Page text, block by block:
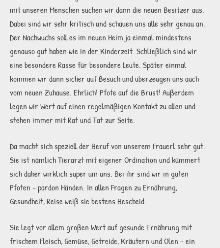
mit unseren Menschen suchen wir dann die neuen Besitzer aus.
Dabei sind wir sehr kritisch und schauen uns alle sehr genau an.
Der Nachwuchs soll es im neuen Heim ja einmal mindestens
genauso gut haben wie in der Kinderzeit. Schließlich sind wir
eine besondere Rasse für besondere Leute. Später einmal
kommen wir dann sicher auf Besuch und überzeugen uns auch
vom neuen Zuhause. Ehrlich! Pfote auf die Brust! Außerdem
legen wir Wert auf einen regelmäßigen Kontakt zu allen und
stehen immer mit Rat und Tat zur Seite.
Da macht sich speziell der Beruf von unserem Frauerl sehr gut.
Sie ist nämlich Tierarzt mit eigener Ordination und kümmert
sich daher wirklich super um uns. Bei ihr sind wir in guten
Pfoten – pardon Händen. In allen Fragen zu Ernährung,
Gesundheit, Reise weiß sie bestens Bescheid.
Sie legt vor allem großen Wert auf gesunde Ernährung mit
frischem Fleisch, Gemüse, Getreide, Kräutern und Ölen – ein